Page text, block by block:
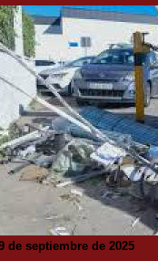
de septiembre de 2025